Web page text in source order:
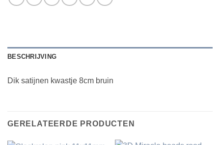
BESCHRIJVING
Dik satijnen kwastje 8cm bruin
GERELATEERDE PRODUCTEN